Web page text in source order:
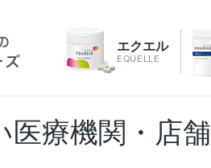
エクエル
EQUELLE
医療機関・店舗